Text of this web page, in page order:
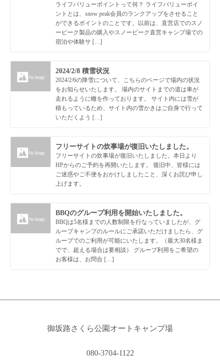
ライフバリューポイントって何？ ライフバリューポイ
ントとは、snow peak会員のランクアップをさせること
ができるポイントのことです。以前は、直営店でのスノ
ーピーク製品の購入やスノーピーク直営キャンプ場での
宿泊や体験サ […]
2024/2/8 積雪状況
2024/2/6の降雪について、こちらのページで場内の状況
をお知らせいたします。 場内のサイトまでの道は車が
走れるように轍を作っております。 サイト内には雪が
積もっているため、サイト内の雪かきはご自身で行って
いただくよう […]
フリーサイトの炊事場が復旧いたしました。
フリーサイトの炊事場が復旧いたしました。本日より
HPからのご予約を再開いたします。 復旧中、皆様には
ご迷惑やご不便をおかけしましたこと、深くお詫び申し
上げます。
BBQのグループ利用を開始いたしました。
BBQは5名様までの人数制限を行なっていましたが、グ
ループキャンプのルールにご承諾いただけましたら、グ
ループでのご利用が可能にいたします。（最大30名様ま
でで、超える場合は要相談） グループ利用をご希望の
お客様は、お問合 […]
御坂路さくら公園オートキャンプ場
080-3704-1122